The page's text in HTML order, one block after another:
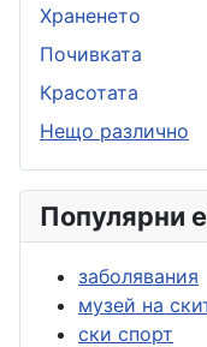
Храненето
Почивката
Красотата
Нещо различно
Популярни
заболявания
музей на
ски спорт